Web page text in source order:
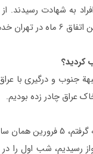
حدود 30 درصد از افراد به
کردید؟
در تاریخ دوم فروردین